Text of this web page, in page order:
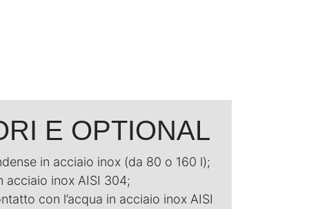
E OPTIONAL​
in acciaio inox (da 80 o 160 l);
acciaio inox AISI 304;
con l’acqua in acciaio inox AISI